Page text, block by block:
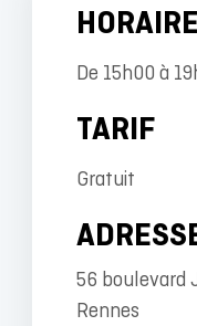
De 15h00 à
TARIF
Gratuit
56 boulevard
Rennes